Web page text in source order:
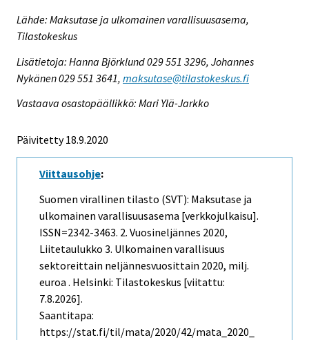
Lähde: Maksutase ja ulkomainen varallisuusasema,
Tilastokeskus
Lisätietoja: Hanna Björklund 029 551 3296, Johannes
Nykänen 029 551 3641, maksutase@tilastokeskus.fi
Vastaava osastopäällikkö: Mari Ylä-Jarkko
Päivitetty 18.9.2020
Viittausohje:
Suomen virallinen tilasto (SVT): Maksutase ja
ulkomainen varallisuusasema [verkkojulkaisu].
ISSN=2342-3463. 2. Vuosineljännes 2020,
Liitetaulukko 3. Ulkomainen varallisuus
sektoreittain neljännesvuosittain 2020, milj.
euroa . Helsinki: Tilastokeskus [viitattu:
7.8.2026].
Saantitapa:
https://stat.fi/til/mata/2020/42/mata_2020_